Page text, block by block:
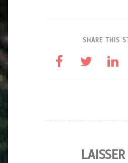
SHARE THIS